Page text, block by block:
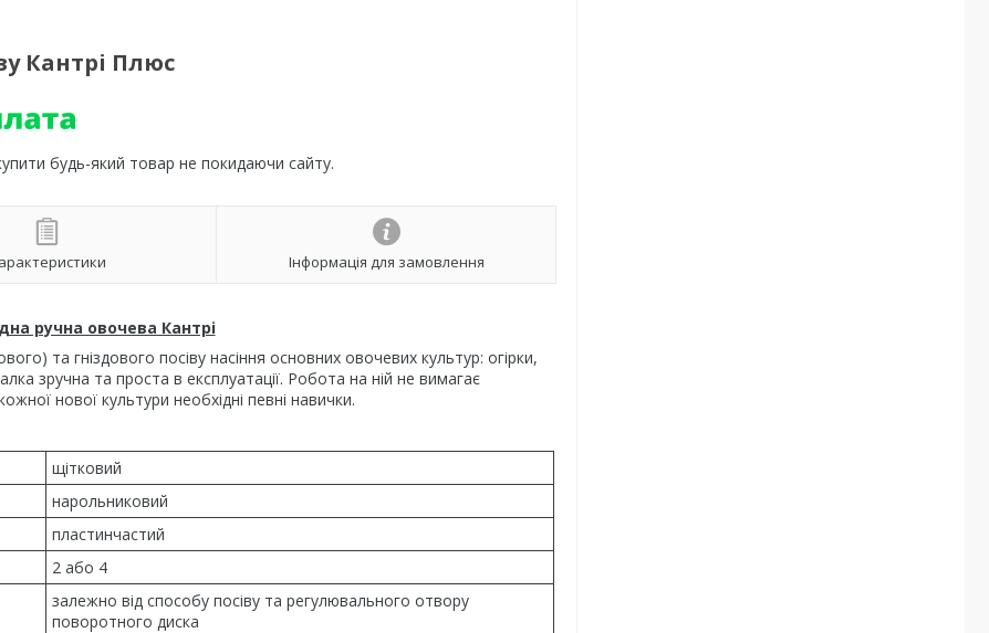
Кантрі Плюс
будь-який товар не покидаючи сайту.
Інформація для замовлення
ручна овочева Кантрі
та гніздового посіву насіння основних овочевих культур: огірки,
зручна та проста в експлуатації. Робота на ній не вимагає
нової культури необхідні певні навички.
щітковий
нарольниковий
пластинчастий
2 або 4
залежно від способу посіву та регулювального отвору
поворотного диска